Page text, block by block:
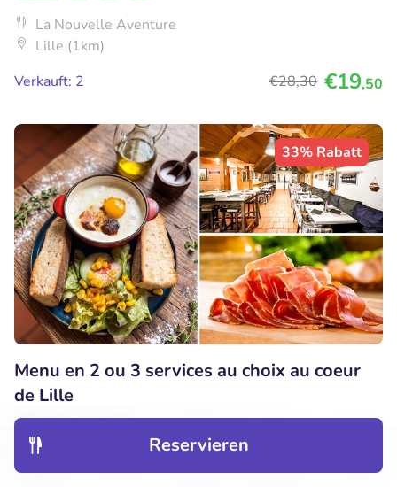
Entdecken
Reservieren
La Nouvelle Aventure
Lille (1km)
Verkauft: 2
€28,30 €19,50
33% Rabatt
Menu en 2 ou 3 services au choix au coeur
de Lille